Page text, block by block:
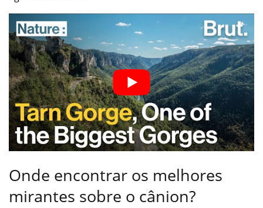
Onde encontrar os melhores
mirantes sobre o cânion?